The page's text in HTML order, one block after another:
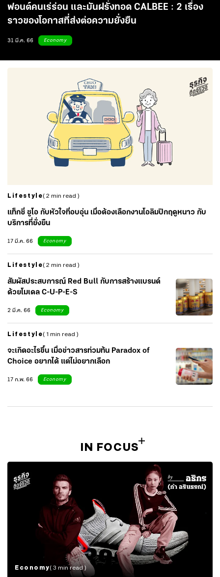
ฟอนต์คนเร่ร่อน และมันฝรั่งทอด CALBEE : 2 เรื่อง
ราวของโอกาสที่ส่งต่อความยั่งยืน
31 มี.ค. 66 Economy
Lifestyle( 2 min read )
แท็กซี่ ชูโอ กับหัวใจที่อบอุ่น เมื่อต้องเลือกงานโอลิมปิกฤดูหนาว กับ
บริการที่ยั่งยืน
17 มี.ค. 66
Economy
Lifestyle( 2 min read )
สัมผัสประสบการณ์ Red Bull กับการสร้างแบรนด์
ด้วยโมเดล C-U-P-E-S
2 มี.ค. 66
Economy
Lifestyle( 1 min read )
จะเกิดอะไรขึ้น เมื่อข่าวสารท่วมท้น Paradox of
Choice อยากได้ แต่ไม่อยากเลือก
17 ก.พ. 66
Economy
IN FOCUS
Economy( 3 min read )